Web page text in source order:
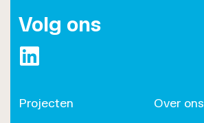
Volg ons
Projecten
Over ons